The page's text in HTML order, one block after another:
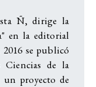
Ñ, dirige la
en la editorial
se publicó
de la
proyecto de